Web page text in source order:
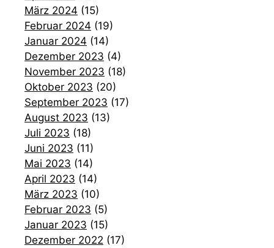
März 2024 (15)
Februar 2024 (19)
Januar 2024 (14)
Dezember 2023 (4)
November 2023 (18)
Oktober 2023 (20)
September 2023 (17)
August 2023 (13)
Juli 2023 (18)
Juni 2023 (11)
Mai 2023 (14)
April 2023 (14)
März 2023 (10)
Februar 2023 (5)
Januar 2023 (15)
Dezember 2022 (17)